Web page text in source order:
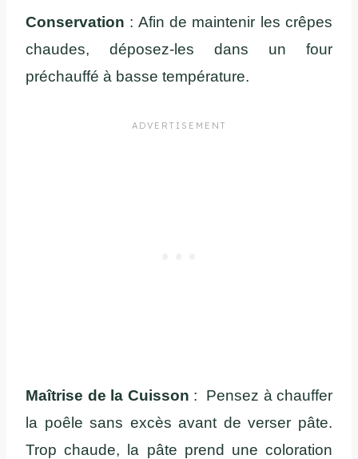
Conservation : Afin de maintenir les crêpes
chaudes, déposez-les dans un four
préchauffé à basse température.
Maîtrise de la Cuisson : Pensez à chauffer
la poêle sans excès avant de verser pâte.
Trop chaude, la pâte prend une coloration